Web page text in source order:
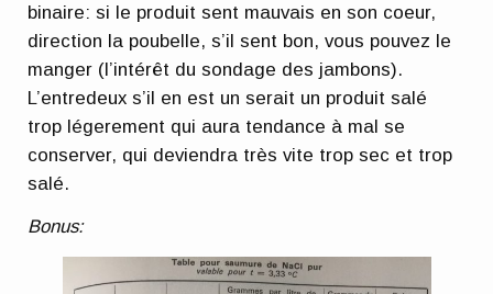
binaire: si le produit sent mauvais en son coeur,
direction la poubelle, s’il sent bon, vous pouvez le
manger (l’intérêt du sondage des jambons).
L’entredeux s’il en est un serait un produit salé
trop légerement qui aura tendance à mal se
conserver, qui deviendra très vite trop sec et trop
salé.
Bonus: